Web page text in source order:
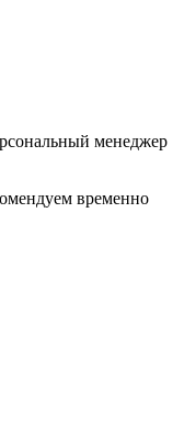
менеджер
временно